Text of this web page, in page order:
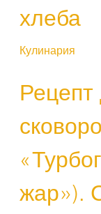
хлеба
Кулинария
Рецепт
жар»).